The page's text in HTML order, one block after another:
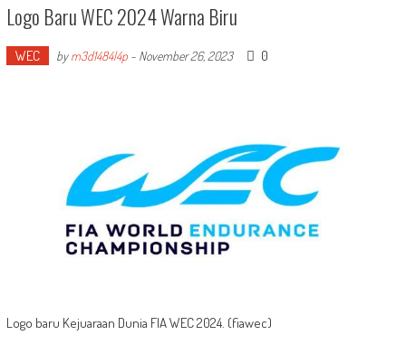
Logo Baru WEC 2024 Warna Biru
WEC bym3d1484l4p- November 26, 2023 0
Logo baru Kejuaraan Dunia FIA WEC 2024. (fiawec)